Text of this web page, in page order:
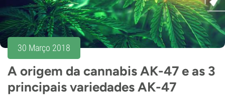
30 Março 2018
A origem da cannabis AK-47 e as 3
principais variedades AK-47